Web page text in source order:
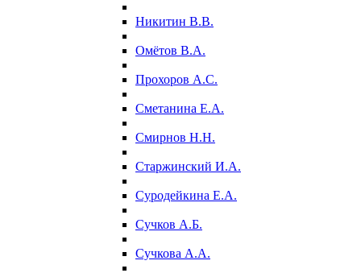
Никитин В.В.
Омётов В.А.
Прохоров А.С.
Сметанина Е.А.
Смирнов Н.Н.
Старжинский И.А.
Суродейкина Е.А.
Сучков А.Б.
Сучкова А.А.